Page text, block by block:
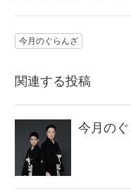
今月のぐらんざ
関連する投稿
今月のぐ